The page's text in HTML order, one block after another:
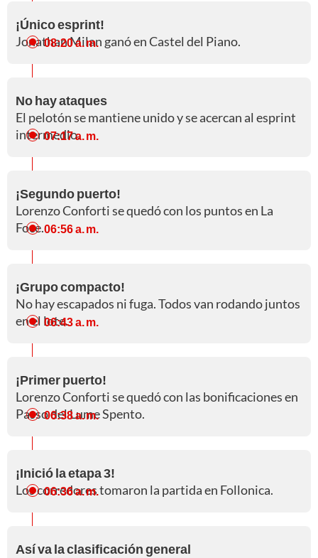
¡Único esprint!
Jonathan Milan ganó en Castel del Piano.
08:20 a. m.
No hay ataques
El pelotón se mantiene unido y se acercan al esprint
intermedio.
07:17 a. m.
¡Segundo puerto!
Lorenzo Conforti se quedó con los puntos en La
Foce.06:56 a. m.
¡Grupo compacto!
No hay escapados ni fuga. Todos van rodando juntos
en el lote.06:43 a. m.
¡Primer puerto!
Lorenzo Conforti se quedó con las bonificaciones en
Passo del Lume Spento.
06:38 a. m.
¡Inició la etapa 3!
Los corredores tomaron la partida en Follonica.
06:36 a. m.
Así va la clasificación general